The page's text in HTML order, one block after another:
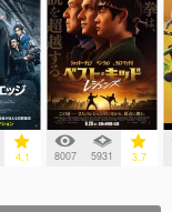
4.1 8007 5931 3.7